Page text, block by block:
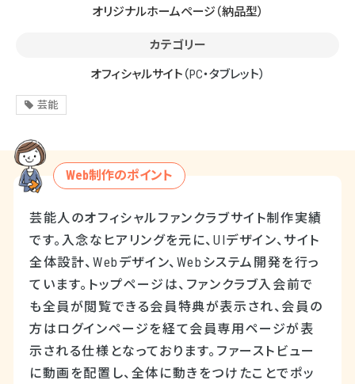
オリジナルホームページ（納品型）
カテゴリー
オフィシャルサイト （PC・タブレット）
芸能
Web制作のポイント
芸能人のオフィシャルファンクラブサイト制作実績
です。入念なヒアリングを元に、UIデザイン、サイト
全体設計、Webデザイン、Webシステム開発を行っ
ています。トップページは、ファンクラブ入会前で
も全員が閲覧できる会員特典が表示され、会員の
方はログインページを経て会員専用ページが表
示される仕様となっております。ファーストビュー
に動画を配置し、全体に動きをつけたことでポッ